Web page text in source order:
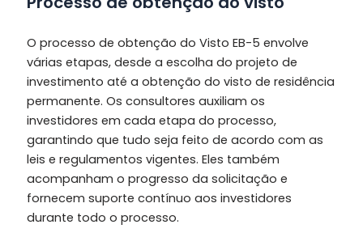
O processo de obtenção do Visto EB-5 envolve
várias etapas, desde a escolha do projeto de
investimento até a obtenção do visto de residência
permanente. Os consultores auxiliam os
investidores em cada etapa do processo,
garantindo que tudo seja feito de acordo com as
leis e regulamentos vigentes. Eles também
acompanham o progresso da solicitação e
fornecem suporte contínuo aos investidores
durante todo o processo.